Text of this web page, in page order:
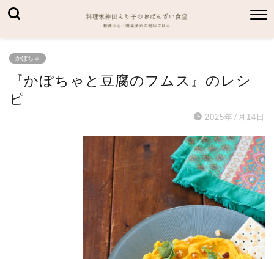
かぼちゃ
『かぼちゃと豆腐のフムス』のレシ
ピ
2025年7月14日